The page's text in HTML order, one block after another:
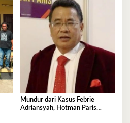
Mundur dari Kasus Febrie
Adriansyah, Hotman Paris